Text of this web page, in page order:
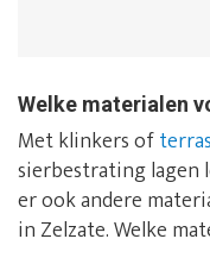
Welke materialen
Met klinkers of
sierbestrating lagen
er ook andere
in Zelzate. Welke